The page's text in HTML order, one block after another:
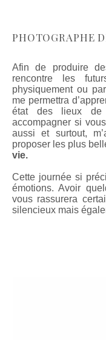
PHOTOGRAPHE
Afin de produire
rencontre les
physiquement ou
me permettra
état des lieux de
accompagner si
aussi et surtout,
proposer les plus
vie.
Cette journée si
émotions. Avoir
vous rassurera
silencieux mais